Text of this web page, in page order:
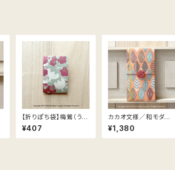
【折りぽち袋】梅鶯（うめ
うぐいす）文様 ／２枚
¥407
カカオ文様／和モダン
ご祝儀袋【約100×187
mm】
¥1,380